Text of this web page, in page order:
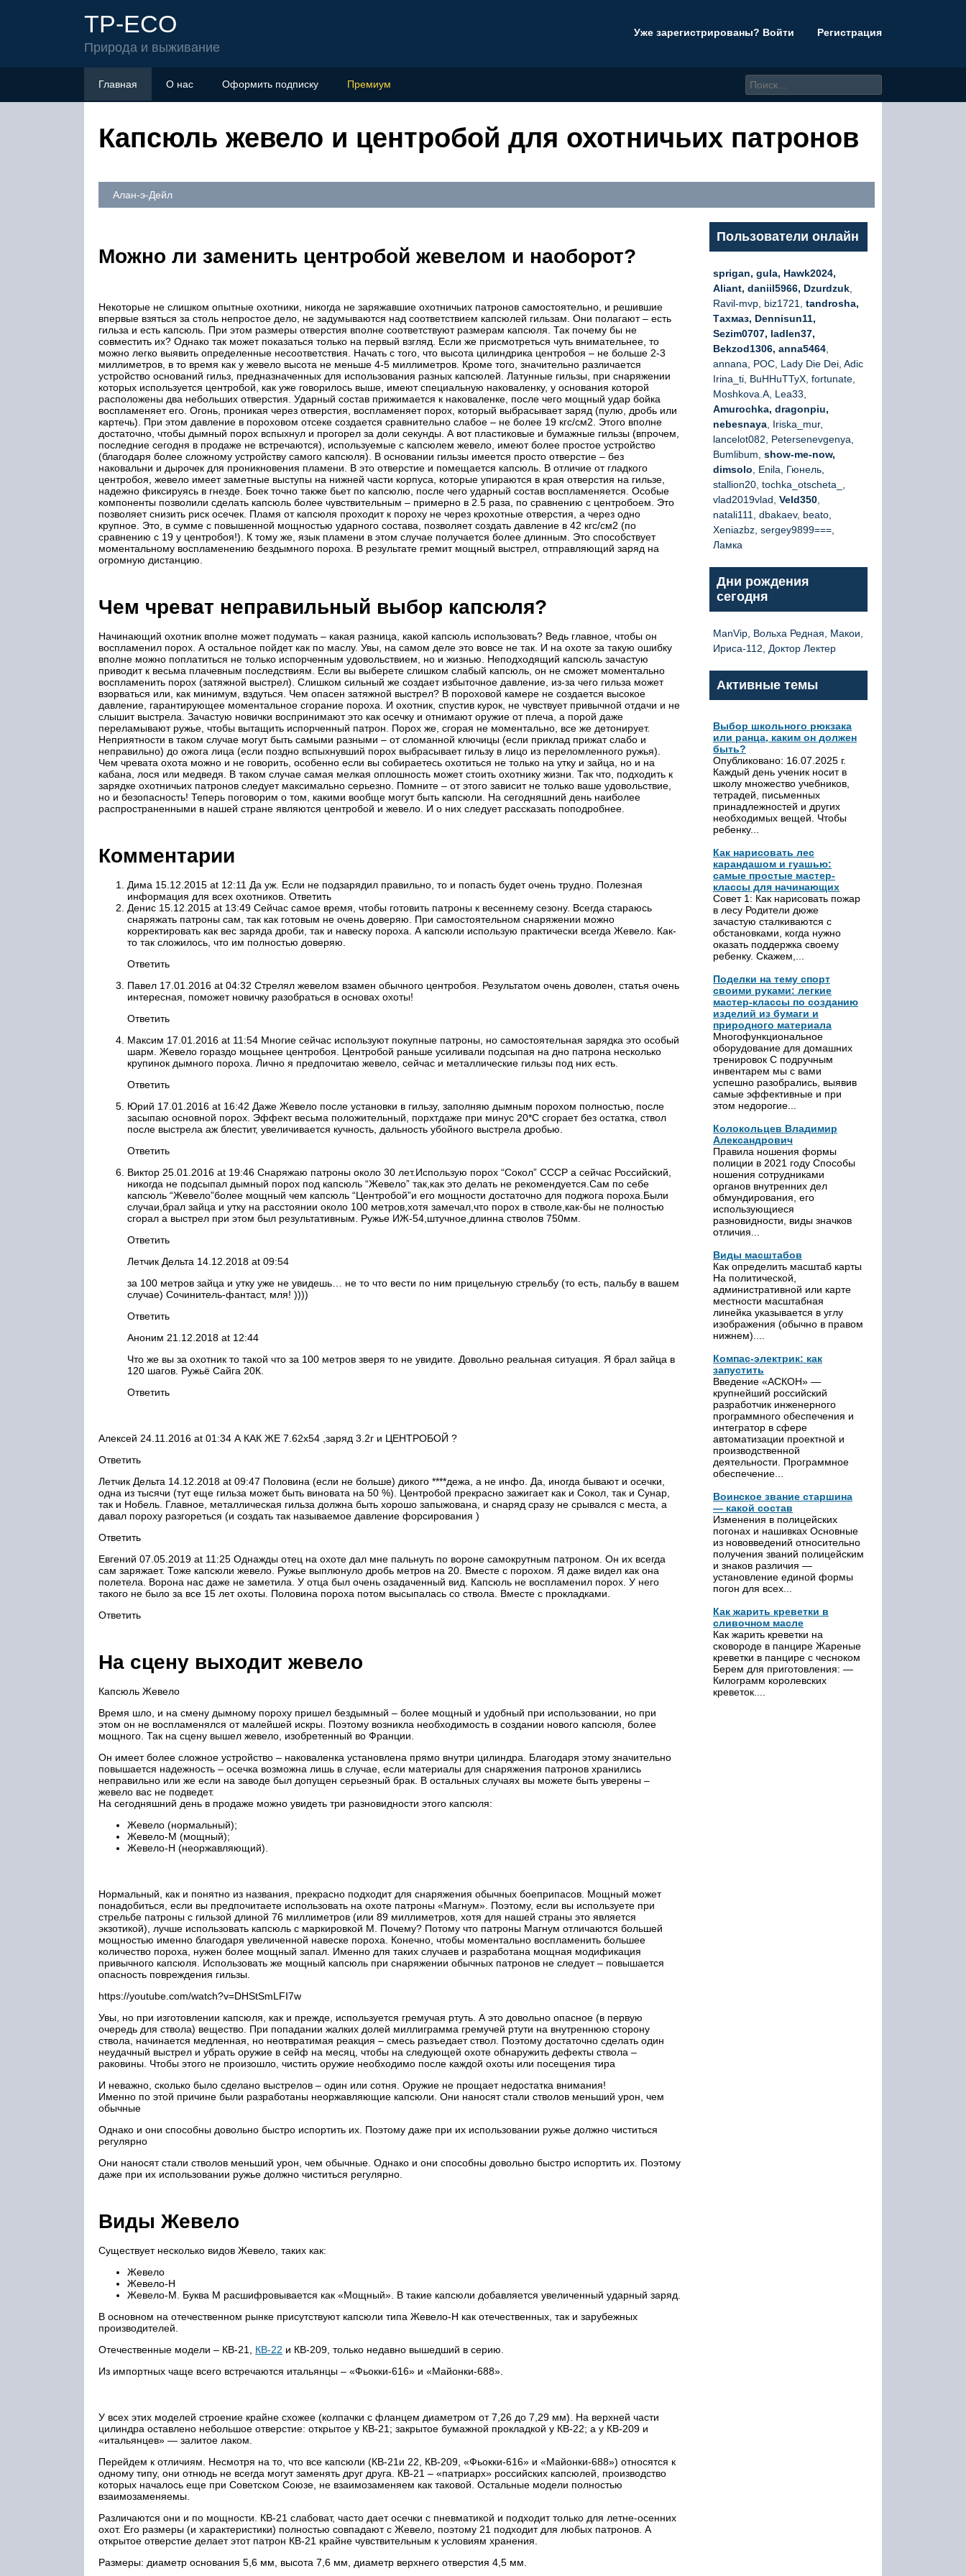
TP-ECO
Природа и выживание
Уже зарегистрированы? Войти Регистрация
Главная О нас Оформить подписку Премиум
Капсюль жевело и центробой для охотничьих патронов
Алан-э-Дейл
Можно ли заменить центробой жевелом и наоборот?
Некоторые не слишком опытные охотники, никогда не заряжавшие охотничьих патронов самостоятельно, и решившие
впервые взяться за столь непростое дело, не задумываются над соответствием капсюлей гильзам. Они полагают – есть
гильза и есть капсюль. При этом размеры отверстия вполне соответствуют размерам капсюля. Так почему бы не
совместить их? Однако так может показаться только на первый взгляд. Если же присмотреться чуть внимательнее, то
можно легко выявить определенные несоответствия. Начать с того, что высота цилиндрика центробоя – не больше 2-3
миллиметров, в то время как у жевело высота не меньше 4-5 миллиметров. Кроме того, значительно различается
устройство оснований гильз, предназначенных для использования разных капсюлей. Латунные гильзы, при снаряжении
которых используется центробой, как уже говорилось выше, имеют специальную наковаленку, у основания которой
расположены два небольших отверстия. Ударный состав прижимается к наковаленке, после чего мощный удар бойка
воспламеняет его. Огонь, проникая через отверстия, воспламеняет порох, который выбрасывает заряд (пулю, дробь или
картечь). При этом давление в пороховом отсеке создается сравнительно слабое – не более 19 кгс/см2. Этого вполне
достаточно, чтобы дымный порох вспыхнул и прогорел за доли секунды. А вот пластиковые и бумажные гильзы (впрочем,
последние сегодня в продаже не встречаются), используемые с капсюлем жевело, имеют более простое устройство
(благодаря более сложному устройству самого капсюля). В основании гильзы имеется просто отверстие – без
наковальни и дырочек для проникновения пламени. В это отверстие и помещается капсюль. В отличие от гладкого
центробоя, жевело имеет заметные выступы на нижней части корпуса, которые упираются в края отверстия на гильзе,
надежно фиксируясь в гнезде. Боек точно также бьет по капсюлю, после чего ударный состав воспламеняется. Особые
компоненты позволили сделать капсюль более чувствительным – примерно в 2.5 раза, по сравнению с центробоем. Это
позволяет снизить риск осечек. Пламя от капсюля проходит к пороху не через крохотные отверстия, а через одно
крупное. Это, в сумме с повышенной мощностью ударного состава, позволяет создать давление в 42 кгс/см2 (по
сравнению с 19 у центробоя!). К тому же, язык пламени в этом случае получается более длинным. Это способствует
моментальному воспламенению бездымного пороха. В результате гремит мощный выстрел, отправляющий заряд на
огромную дистанцию.
Чем чреват неправильный выбор капсюля?
Начинающий охотник вполне может подумать – какая разница, какой капсюль использовать? Ведь главное, чтобы он
воспламенил порох. А остальное пойдет как по маслу. Увы, на самом деле это вовсе не так. И на охоте за такую ошибку
вполне можно поплатиться не только испорченным удовольствием, но и жизнью. Неподходящий капсюль зачастую
приводит к весьма плачевным последствиям. Если вы выберете слишком слабый капсюль, он не сможет моментально
воспламенить порох (затяжной выстрел). Слишком сильный же создает избыточное давление, из-за чего гильза может
взорваться или, как минимум, вздуться. Чем опасен затяжной выстрел? В пороховой камере не создается высокое
давление, гарантирующее моментальное сгорание пороха. И охотник, спустив курок, не чувствует привычной отдачи и не
слышит выстрела. Зачастую новички воспринимают это как осечку и отнимают оружие от плеча, а порой даже
переламывают ружье, чтобы вытащить испорченный патрон. Порох же, сгорая не моментально, все же детонирует.
Неприятности в таком случае могут быть самыми разными – от сломанной ключицы (если приклад прижат слабо и
неправильно) до ожога лица (если поздно вспыхнувший порох выбрасывает гильзу в лицо из переломленного ружья).
Чем чревата охота можно и не говорить, особенно если вы собираетесь охотиться не только на утку и зайца, но и на
кабана, лося или медведя. В таком случае самая мелкая оплошность может стоить охотнику жизни. Так что, подходить к
зарядке охотничьих патронов следует максимально серьезно. Помните – от этого зависит не только ваше удовольствие,
но и безопасность! Теперь поговорим о том, какими вообще могут быть капсюли. На сегодняшний день наиболее
распространенными в нашей стране являются центробой и жевело. И о них следует рассказать поподробнее.
Комментарии
Дима 15.12.2015 at 12:11 Да уж. Если не подзарядил правильно, то и попасть будет очень трудно. Полезная
информация для всех охотников. Ответить
Денис 15.12.2015 at 13:49 Сейчас самое время, чтобы готовить патроны к весеннему сезону. Всегда стараюсь
снаряжать патроны сам, так как готовым не очень доверяю. При самостоятельном снаряжении можно
корректировать как вес заряда дроби, так и навеску пороха. А капсюли использую практически всегда Жевело. Как-
то так сложилось, что им полностью доверяю.
Ответить
Павел 17.01.2016 at 04:32 Стрелял жевелом взамен обычного центробоя. Результатом очень доволен, статья очень
интересная, поможет новичку разобраться в основах охоты!
Ответить
Максим 17.01.2016 at 11:54 Многие сейчас используют покупные патроны, но самостоятельная зарядка это особый
шарм. Жевело гораздо мощьнее центробоя. Центробой раньше усиливали подсыпая на дно патрона несколько
крупинок дымного пороха. Лично я предпочитаю жевело, сейчас и металлические гильзы под них есть.
Ответить
Юрий 17.01.2016 at 16:42 Даже Жевело после установки в гильзу, заполняю дымным порохом полностью, после
засыпаю основной порох. Эффект весьма положительный, порхтдаже при минус 20*С сгорает без остатка, ствол
после выстрела аж блестит, увеличивается кучность, дальность убойного выстрела дробью.
Ответить
Виктор 25.01.2016 at 19:46 Снаряжаю патроны около 30 лет.Использую порох “Сокол” СССР а сейчас Российский,
никогда не подсыпал дымный порох под капсюль “Жевело” так,как это делать не рекомендуется.Сам по себе
капсюль “Жевело”более мощный чем капсюль “Центробой”и его мощности достаточно для поджога пороха.Были
случаи,брал зайца и утку на расстоянии около 100 метров,хотя замечал,что порох в стволе,как-бы не полностью
сгорал а выстрел при этом был результативным. Ружье ИЖ-54,штучное,длинна стволов 750мм.
Ответить
Летчик Дельта 14.12.2018 at 09:54
за 100 метров зайца и утку уже не увидешь… не то что вести по ним прицельную стрельбу (то есть, пальбу в вашем
случае) Сочинитель-фантаст, мля! ))))
Ответить
Аноним 21.12.2018 at 12:44
Что же вы за охотник то такой что за 100 метров зверя то не увидите. Довольно реальная ситуация. Я брал зайца в
120 шагов. Ружьё Сайга 20К.
Ответить
Алексей 24.11.2016 at 01:34 А КАК ЖЕ 7.62х54 ,заряд 3.2г и ЦЕНТРОБОЙ ?
Ответить
Летчик Дельта 14.12.2018 at 09:47 Половина (если не больше) дикого ****дежа, а не инфо. Да, иногда бывают и осечки,
одна из тысячи (тут еще гильза может быть виновата на 50 %). Центробой прекрасно зажигает как и Сокол, так и Сунар,
так и Нобель. Главное, металлическая гильза должна быть хорошо запыжована, и снаряд сразу не срывался с места, а
давал пороху разгореться (и создать так называемое давление форсирования )
Ответить
Евгений 07.05.2019 at 11:25 Однажды отец на охоте дал мне пальнуть по вороне самокрутным патроном. Он их всегда
сам заряжает. Тоже капсюли жевело. Ружье выплюнуло дробь метров на 20. Вместе с порохом. Я даже видел как она
полетела. Ворона нас даже не заметила. У отца был очень озадаченный вид. Капсюль не воспламенил порох. У него
такого не было за все 15 лет охоты. Половина пороха потом высыпалась со ствола. Вместе с прокладками.
Ответить
На сцену выходит жевело
Капсюль Жевело
Время шло, и на смену дымному пороху пришел бездымный – более мощный и удобный при использовании, но при
этом он не воспламенялся от малейшей искры. Поэтому возникла необходимость в создании нового капсюля, более
мощного. Так на сцену вышел жевело, изобретенный во Франции.
Он имеет более сложное устройство – наковаленка установлена прямо внутри цилиндра. Благодаря этому значительно
повышается надежность – осечка возможна лишь в случае, если материалы для снаряжения патронов хранились
неправильно или же если на заводе был допущен серьезный брак. В остальных случаях вы можете быть уверены –
жевело вас не подведет.
На сегодняшний день в продаже можно увидеть три разновидности этого капсюля:
Жевело (нормальный);
Жевело-М (мощный);
Жевело-Н (неоржавляющий).
Нормальный, как и понятно из названия, прекрасно подходит для снаряжения обычных боеприпасов. Мощный может
понадобиться, если вы предпочитаете использовать на охоте патроны «Магнум». Поэтому, если вы используете при
стрельбе патроны с гильзой длиной 76 миллиметров (или 89 миллиметров, хотя для нашей страны это является
экзотикой), лучше использовать капсюль с маркировкой М. Почему? Потому что патроны Магнум отличаются большей
мощностью именно благодаря увеличенной навеске пороха. Конечно, чтобы моментально воспламенить большее
количество пороха, нужен более мощный запал. Именно для таких случаев и разработана мощная модификация
привычного капсюля. Использовать же мощный капсюль при снаряжении обычных патронов не следует – повышается
опасность повреждения гильзы.
https://youtube.com/watch?v=DHStSmLFI7w
Увы, но при изготовлении капсюля, как и прежде, используется гремучая ртуть. А это довольно опасное (в первую
очередь для ствола) вещество. При попадании жалких долей миллиграмма гремучей ртути на внутреннюю сторону
ствола, начинается медленная, но неотвратимая реакция – смесь разъедает ствол. Поэтому достаточно сделать один
неудачный выстрел и убрать оружие в сейф на месяц, чтобы на следующей охоте обнаружить дефекты ствола –
раковины. Чтобы этого не произошло, чистить оружие необходимо после каждой охоты или посещения тира
И неважно, сколько было сделано выстрелов – один или сотня. Оружие не прощает недостатка внимания!
Именно по этой причине были разработаны неоржавляющие капсюли. Они наносят стали стволов меньший урон, чем
обычные
Однако и они способны довольно быстро испортить их. Поэтому даже при их использовании ружье должно чиститься
регулярно
Они наносят стали стволов меньший урон, чем обычные. Однако и они способны довольно быстро испортить их. Поэтому
даже при их использовании ружье должно чиститься регулярно.
Виды Жевело
Существует несколько видов Жевело, таких как:
Жевело
Жевело-Н
Жевело-М. Буква М расшифровывается как «Мощный». В такие капсюли добавляется увеличенный ударный заряд.
В основном на отечественном рынке присутствуют капсюли типа Жевело-Н как отечественных, так и зарубежных
производителей.
Отечественные модели – КВ-21, КВ-22 и КВ-209, только недавно вышедший в серию.
Из импортных чаще всего встречаются итальянцы – «Фьокки-616» и «Майонки-688».
У всех этих моделей строение крайне схожее (колпачки с фланцем диаметром от 7,26 до 7,29 мм). На верхней части
цилиндра оставлено небольшое отверстие: открытое у КВ-21; закрытое бумажной прокладкой у КВ-22; а у КВ-209 и
«итальянцев» — залитое лаком.
Перейдем к отличиям. Несмотря на то, что все капсюли (КВ-21и 22, КВ-209, «Фьокки-616» и «Майонки-688») относятся к
одному типу, они отнюдь не всегда могут заменять друг друга. КВ-21 – «патриарх» российских капсюлей, производство
которых началось еще при Советском Союзе, не взаимозаменяем как таковой. Остальные модели полностью
взаимозаменяемы.
Различаются они и по мощности. КВ-21 слабоват, часто дает осечки с пневматикой и подходит только для летне-осенних
охот. Его размеры (и характеристики) полностью совпадают с Жевело, поэтому 21 подходит для любых патронов. А
открытое отверстие делает этот патрон КВ-21 крайне чувствительным к условиям хранения.
Размеры: диаметр основания 5,6 мм, высота 7,6 мм, диаметр верхнего отверстия 4,5 мм.
Пользователи онлайн
sprigan, gula, Hawk2024,
Aliant, daniil5966, Dzurdzuk
Ravil-mvp, biz1721, tandrosha,
Тахмаз, Dennisun11,
Sezim0707, ladlen37,
Bekzod1306, anna5464
annana, РОС, Lady Die Dei, Adic
Irina_ti, BuHHuTTyX, fortunate,
Moshkova.A, Lea33,
Amurochka, dragonpiu,
nebesnaya , Iriska_mur,
lancelot082, Petersenevgenya,
Bumlibum, show-me-now,
dimsolo , Enila, Гюнель,
stallion20, tochka_otscheta_,
vlad2019vlad, Veld350
natali111, dbakaev, beato,
Xeniazbz, sergey9899===,
Ламка
Дни рождения
сегодня
ManVip, Вольха Редная, Макои,
Ириса-112, Доктор Лектер
Активные темы
Выбор школьного рюкзака
или ранца, каким он должен
быть?
Опубликовано: 16.07.2025 г.
Каждый день ученик носит в
школу множество учебников,
тетрадей, письменных
принадлежностей и других
необходимых вещей. Чтобы
ребенку...
Как нарисовать лес
карандашом и гуашью:
самые простые мастер-
классы для начинающих
Совет 1: Как нарисовать пожар
в лесу Родители дюже
зачастую сталкиваются с
обстановками, когда нужно
оказать поддержка своему
ребенку. Скажем,...
Поделки на тему спорт
своими руками: легкие
мастер-классы по созданию
изделий из бумаги и
природного материала
Многофункциональное
оборудование для домашних
тренировок С подручным
инвентарем мы с вами
успешно разобрались, выявив
самые эффективные и при
этом недорогие...
Колокольцев Владимир
Александрович
Правила ношения формы
полиции в 2021 году Способы
ношения сотрудниками
органов внутренних дел
обмундирования, его
использующиеся
разновидности, виды значков
отличия...
Виды масштабов
Как определить масштаб карты
На политической,
административной или карте
местности масштабная
линейка указывается в углу
изображения (обычно в правом
нижнем)....
Компас-электрик: как
запустить
Введение «АСКОН» —
крупнейший российский
разработчик инженерного
программного обеспечения и
интегратор в сфере
автоматизации проектной и
производственной
деятельности. Программное
обеспечение...
Воинское звание старшина
— какой состав
Изменения в полицейских
погонах и нашивках Основные
из нововведений относительно
получения званий полицейским
и знаков различия —
установление единой формы
погон для всех...
Как жарить креветки в
сливочном масле
Как жарить креветки на
сковороде в панцире Жареные
креветки в панцире с чесноком
Берем для приготовления: —
Килограмм королевских
креветок....